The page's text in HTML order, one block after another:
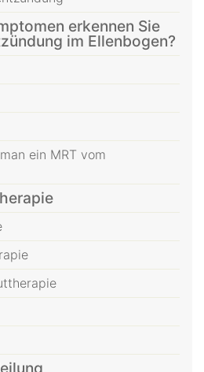
erkennen Sie
im Ellenbogen?
ein MRT vom